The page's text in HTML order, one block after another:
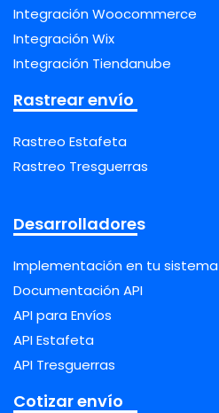
Integración Woocommerce
Integración Wix
Integración Tiendanube
Rastrear envío
Rastreo Estafeta
Rastreo Tresguerras
Desarrolladores
Implementación en tu sistema
Documentación API
API para Envíos
API Estafeta
API Tresguerras
Cotizar envío